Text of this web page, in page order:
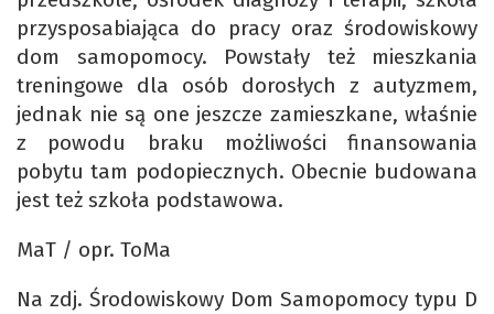
przysposabiająca do pracy oraz środowiskowy
dom samopomocy. Powstały też mieszkania
treningowe dla osób dorosłych z autyzmem,
jednak nie są one jeszcze zamieszkane, właśnie
z powodu braku możliwości finansowania
pobytu tam podopiecznych. Obecnie budowana
jest też szkoła podstawowa.
MaT / opr. ToMa
Na zdj. Środowiskowy Dom Samopomocy typu D